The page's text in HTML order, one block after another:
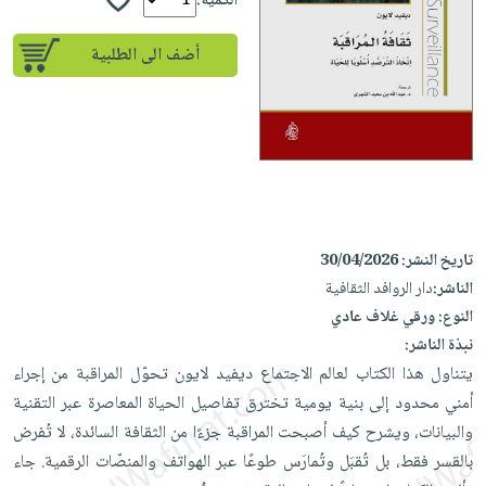
إختياراتنا
كتب
أكاديمية
صندوق
iKitab
بلا
حدود
يتكرر
iKitab
على
Android
تحميل
iKitab
على
Apple
أسئلة
يتكرر
طرحها
تحميل
على
masmu3
على
Apple
المواضيع
الأكثر
مبيعاً
وسائل
القراءة
جوائز
تعليمية
الصحة
والعناية
جديد
أجهزة
العناية
الشخصية
العناية
وتصفيف
الشعر
العناية
بالجسم
المطبخ
والسفرة
الكل
أواني
الطهي
أدوات
متجر
الهدايا
أقسام
أضف الى الطلبية
تاريخ النشر:30/04/2026
الناشر:دار الروافد الثقافية
النوع:ورقي غلاف عادي
نبذة الناشر:
يتناول هذا الكتاب لعالم الاجتماع ديفيد لايون تحوّل المراقبة من إجراء
أمني محدود إلى بنية يومية تخترق تفاصيل الحياة المعاصرة عبر التقنية
والبيانات، ويشرح كيف أصبحت المراقبة جزءًا من الثقافة السائدة، لا تُفرض
بالقسر فقط، بل تُقبَل وتُمارَس طوعًا عبر الهواتف والمنصّات الرقمية. جاء